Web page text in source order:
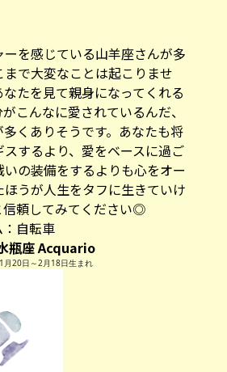
を感じている山羊座さんが多
で大変なことは起こりませ
たを見て親身になってくれる
こんなに愛されているんだ、
くありそうです。あなたも将
するより、愛をベースに過ご
いの装備をするよりも心をオー
うが人生をタフに生きていけ
信頼してみてください◎
自転車
瓶座 Acquario
1月20日～2月18日生まれ